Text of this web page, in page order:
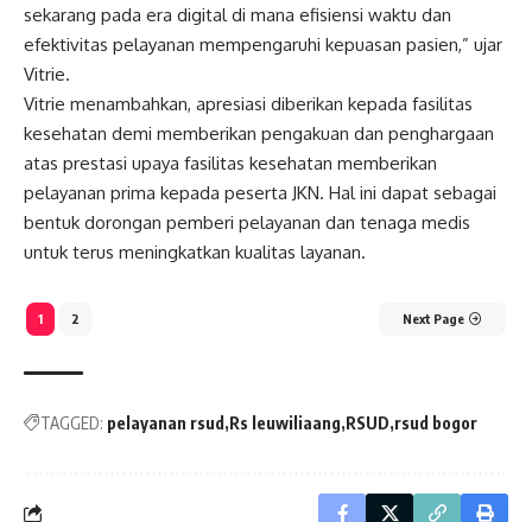
sekarang pada era digital di mana efisiensi waktu dan
efektivitas pelayanan mempengaruhi kepuasan pasien,” ujar
Vitrie.
Vitrie menambahkan, apresiasi diberikan kepada fasilitas
kesehatan demi memberikan pengakuan dan penghargaan
atas prestasi upaya fasilitas kesehatan memberikan
pelayanan prima kepada peserta JKN. Hal ini dapat sebagai
bentuk dorongan pemberi pelayanan dan tenaga medis
untuk terus meningkatkan kualitas layanan.
1 2 Next Page
TAGGED: pelayanan rsud Rs leuwiliaang RSUD rsud bogor